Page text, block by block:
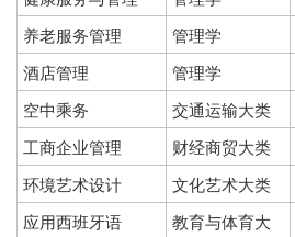
养老服务管理
管理学
酒店管理
管理学
空中乘务
交通运输大类
工商企业管理
财经商贸大类
环境艺术设计
文化艺术大类
应用西班牙语
教育与体育大